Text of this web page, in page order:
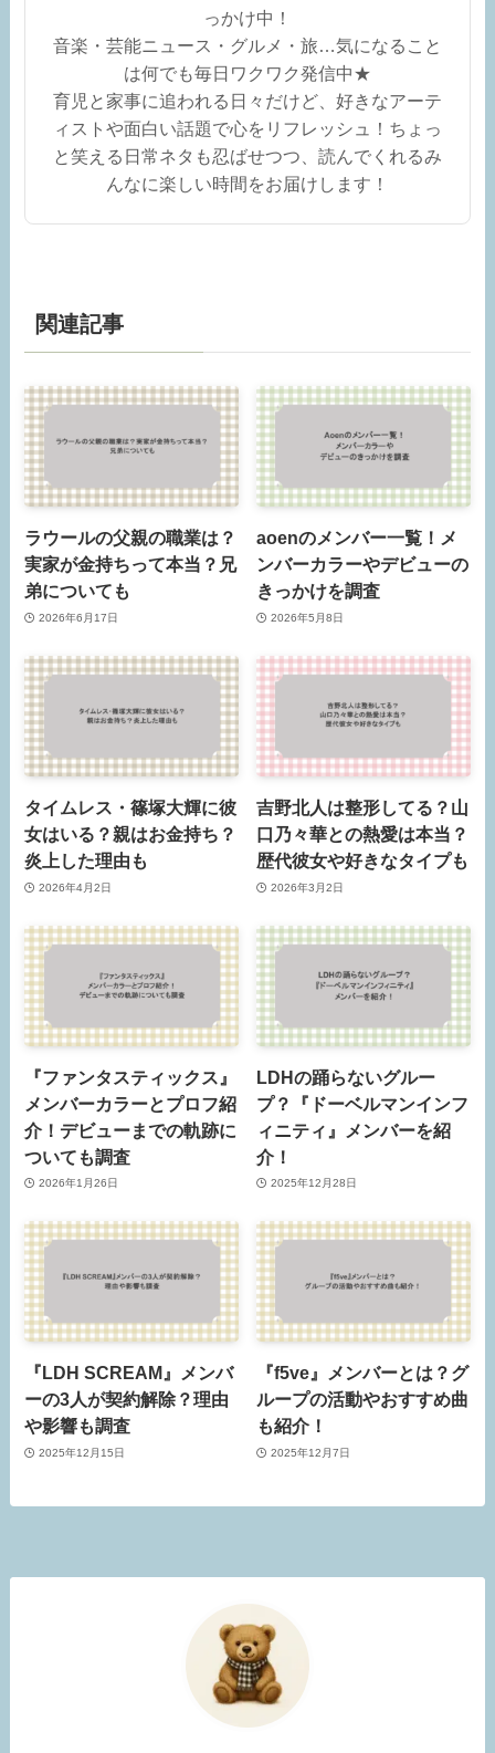
っかけ中！
音楽・芸能ニュース・グルメ・旅…気になること
は何でも毎日ワクワク発信中★
育児と家事に追われる日々だけど、好きなアーテ
ィストや面白い話題で心をリフレッシュ！ちょっ
と笑える日常ネタも忍ばせつつ、読んでくれるみ
んなに楽しい時間をお届けします！
関連記事
ラウールの父親の職業は？
実家が金持ちって本当？兄
弟についても
2026年6月17日
aoenのメンバー一覧！メ
ンバーカラーやデビューの
きっかけを調査
2026年5月8日
タイムレス・篠塚大輝に彼
女はいる？親はお金持ち？
炎上した理由も
2026年4月2日
吉野北人は整形してる？山
口乃々華との熱愛は本当？
歴代彼女や好きなタイプも
2026年3月2日
『ファンタスティックス』
メンバーカラーとプロフ紹
介！デビューまでの軌跡に
ついても調査
2026年1月26日
LDHの踊らないグルー
プ？『ドーベルマンインフ
ィニティ』メンバーを紹
介！
2025年12月28日
『LDH SCREAM』メンバ
ーの3人が契約解除？理由
や影響も調査
2025年12月15日
『f5ve』メンバーとは？グ
ループの活動やおすすめ曲
も紹介！
2025年12月7日